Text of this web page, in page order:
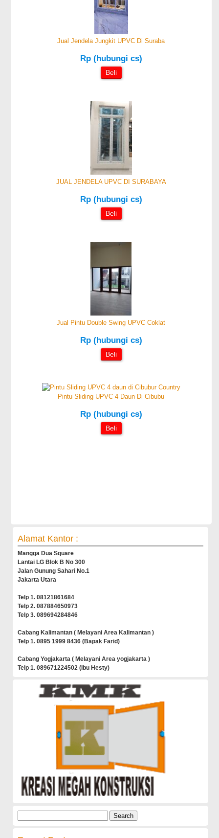
Jual Jendela Jungkit UPVC Di Suraba
Rp (hubungi cs)
Beli
JUAL JENDELA UPVC DI SURABAYA
Rp (hubungi cs)
Beli
Jual Pintu Double Swing UPVC Coklat
Rp (hubungi cs)
Beli
Pintu Sliding UPVC 4 Daun Di Cibubu
Rp (hubungi cs)
Beli
Alamat Kantor :
Mangga Dua Square
Lantai LG Blok B No 300
Jalan Gunung Sahari No.1
Jakarta Utara
Telp 1. 08121861684
Telp 2. 087884650973
Telp 3. 089694284846
Cabang Kalimantan ( Melayani Area Kalimantan )
Telp 1. 0895 1999 8436 (Bapak Farid)
Cabang Yogjakarta ( Melayani Area yogjakarta )
Telp 1. 089671224502 (Ibu Hesty)